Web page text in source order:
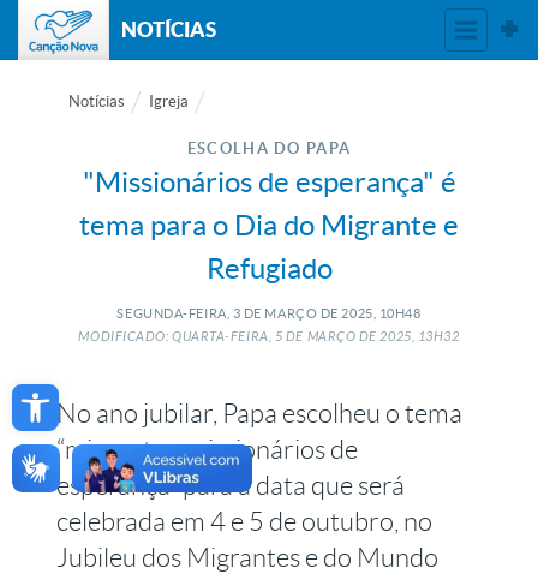
Open toolbar
NOTÍCIAS
Notícias Igreja
ESCOLHA DO PAPA
"Missionários de esperança" é
tema para o Dia do Migrante e
Refugiado
SEGUNDA-FEIRA, 3 DE MARÇO DE 2025, 10H48
MODIFICADO: QUARTA-FEIRA, 5 DE MARÇO DE2025, 13H32
No ano jubilar, Papa escolheu o tema
“migrantes, missionários de
esperança” para a data que será
celebrada em 4 e 5 de outubro, no
Jubileu dos Migrantes e do Mundo